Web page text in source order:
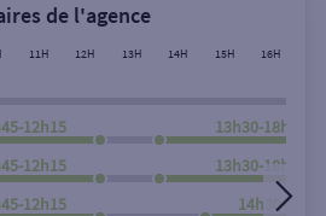
Rechercher
de l'agence
11H 12H 13H 14H 15H 16H
12h15 13h30-18h00
12h15 13h30-18h00
12h15 14h30-